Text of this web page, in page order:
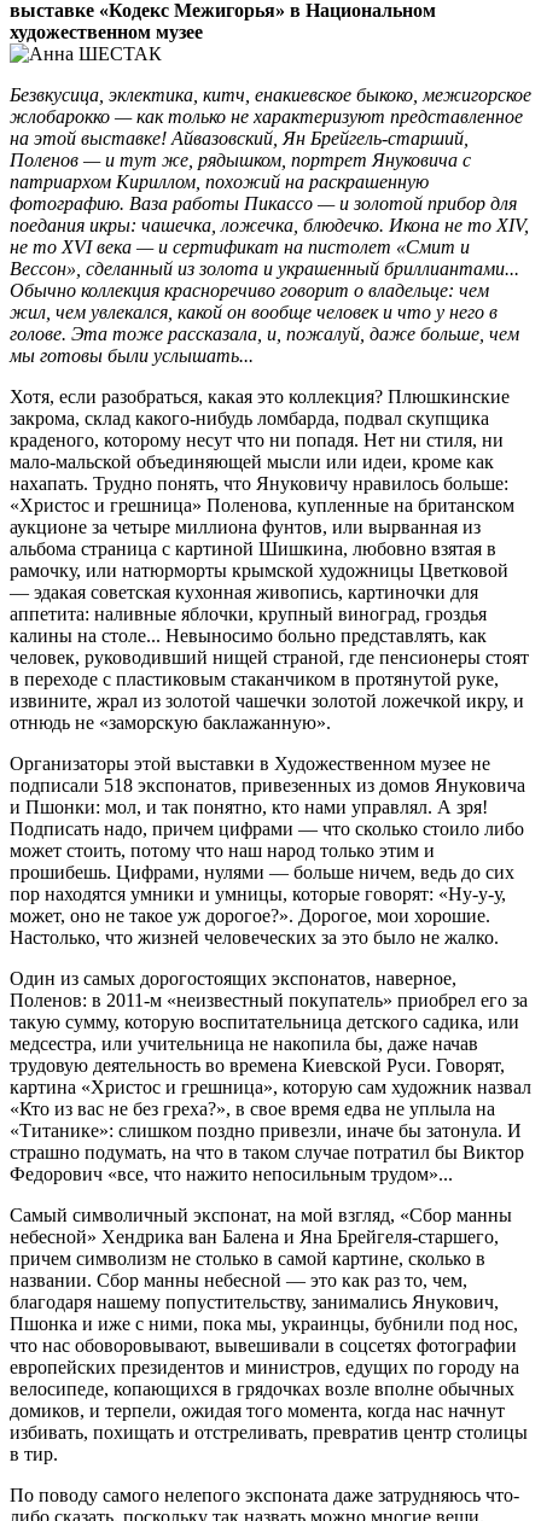
выставке «Кодекс Межигорья» в Национальном
художественном музее
Безвкусица, эклектика, китч, енакиевское быкоко, межигорское
жлобарокко — как только не характеризуют представленное
на этой выставке! Айвазовский, Ян Брейгель-старший,
Поленов — и тут же, рядышком, портрет Януковича с
патриархом Кириллом, похожий на раскрашенную
фотографию. Ваза работы Пикассо — и золотой прибор для
поедания икры: чашечка, ложечка, блюдечко. Икона не то XIV,
не то XVI века — и сертификат на пистолет «Смит и
Вессон», сделанный из золота и украшенный бриллиантами...
Обычно коллекция красноречиво говорит о владельце: чем
жил, чем увлекался, какой он вообще человек и что у него в
голове. Эта тоже рассказала, и, пожалуй, даже больше, чем
мы готовы были услышать...
Хотя, если разобраться, какая это коллекция? Плюшкинские
закрома, склад какого-нибудь ломбарда, подвал скупщика
краденого, которому несут что ни попадя. Нет ни стиля, ни
мало-мальской объединяющей мысли или идеи, кроме как
нахапать. Трудно понять, что Януковичу нравилось больше:
«Христос и грешница» Поленова, купленные на британском
аукционе за четыре миллиона фунтов, или вырванная из
альбома страница с картиной Шишкина, любовно взятая в
рамочку, или натюрморты крымской художницы Цветковой
— эдакая советская кухонная живопись, картиночки для
аппетита: наливные яблочки, крупный виноград, гроздья
калины на столе... Невыносимо больно представлять, как
человек, руководивший нищей страной, где пенсионеры стоят
в переходе с пластиковым стаканчиком в протянутой руке,
извините, жрал из золотой чашечки золотой ложечкой икру, и
отнюдь не «заморскую баклажанную».
Организаторы этой выставки в Художественном музее не
подписали 518 экспонатов, привезенных из домов Януковича
и Пшонки: мол, и так понятно, кто нами управлял. А зря!
Подписать надо, причем цифрами — что сколько стоило либо
может стоить, потому что наш народ только этим и
прошибешь. Цифрами, нулями — больше ничем, ведь до сих
пор находятся умники и умницы, которые говорят: «Ну-у-у,
может, оно не такое уж дорогое?». Дорогое, мои хорошие.
Настолько, что жизней человеческих за это было не жалко.
Один из самых дорогостоящих экспонатов, наверное,
Поленов: в 2011-м «неизвестный покупатель» приобрел его за
такую сумму, которую воспитательница детского садика, или
медсестра, или учительница не накопила бы, даже начав
трудовую деятельность во времена Киевской Руси. Говорят,
картина «Христос и грешница», которую сам художник назвал
«Кто из вас не без греха?», в свое время едва не уплыла на
«Титанике»: слишком поздно привезли, иначе бы затонула. И
страшно подумать, на что в таком случае потратил бы Виктор
Федорович «все, что нажито непосильным трудом»...
Самый символичный экспонат, на мой взгляд, «Сбор манны
небесной» Хендрика ван Балена и Яна Брейгеля-старшего,
причем символизм не столько в самой картине, сколько в
названии. Сбор манны небесной — это как раз то, чем,
благодаря нашему попустительству, занимались Янукович,
Пшонка и иже с ними, пока мы, украинцы, бубнили под нос,
что нас обоворовывают, вывешивали в соцсетях фотографии
европейских президентов и министров, едущих по городу на
велосипеде, копающихся в грядочках возле вполне обычных
домиков, и терпели, ожидая того момента, когда нас начнут
избивать, похищать и отстреливать, превратив центр столицы
в тир.
По поводу самого нелепого экспоната даже затрудняюсь что-
либо сказать, поскольку так назвать можно многие вещи.